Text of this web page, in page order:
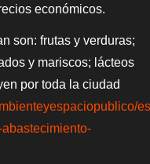
económicos.
son: frutas y verduras;
y mariscos; lácteos
por toda la ciudad